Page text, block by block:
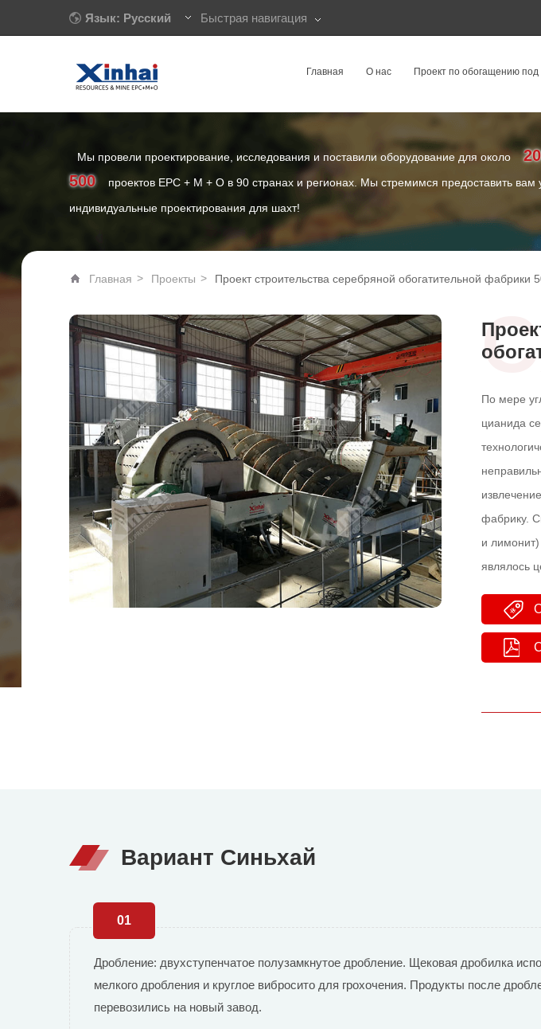
Язык: Русский Быстрая навигация
Проект по обогащению под
О нас
Главная
Мы провели проектирование, исследования и поставили оборудование для около
500
проектов EPC + M + O в 90 странах и регионах. Мы стремимся предоставить вам
индивидуальные проектирования для шахт!
Главная > Проекты > Проект строительства серебряной обогатительной фабрики
По мере
цианида
фабрику.
и
являлось
Вариант Синьхай
01
Дробление: двухступенчатое полузамкнутое дробление. Щековая дробилка
мелкого дробления и круглое вибросито для грохочения. Продукты после
перевозились на новый завод.